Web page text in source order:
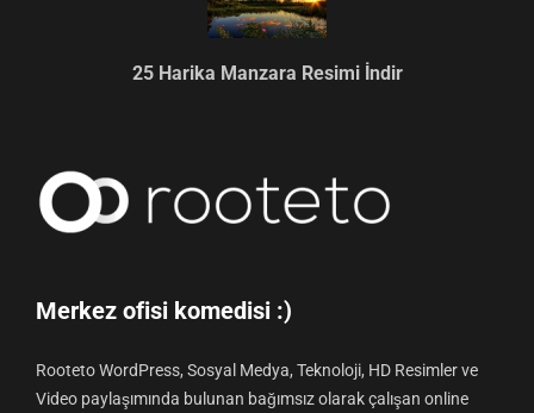
25 Harika Manzara Resimi İndir
Merkez ofisi komedisi :)
Rooteto WordPress, Sosyal Medya, Teknoloji, HD Resimler ve
Video paylaşımında bulunan bağımsız olarak çalışan online